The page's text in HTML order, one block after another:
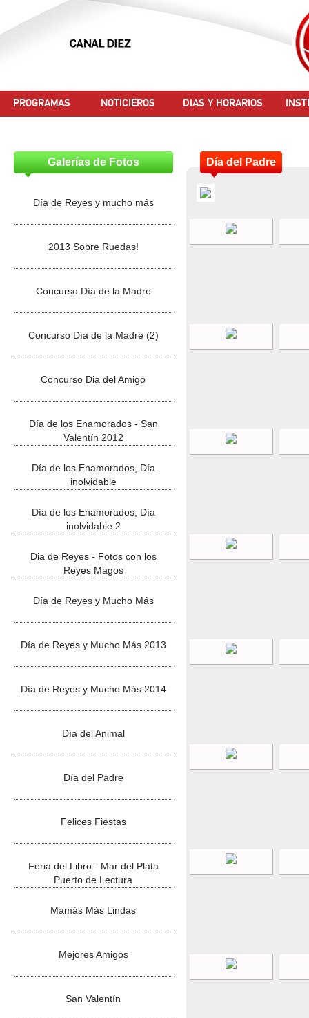
PROGRAMAS NOTICIEROS DIAS Y HORARIOS
Galerías de Fotos
Día de Reyes y mucho más
2013 Sobre Ruedas!
Concurso Día de la Madre
Concurso Día de la Madre (2)
Concurso Dia del Amigo
Día de los Enamorados - San
Valentín 2012
Día de los Enamorados, Día
inolvidable
Día de los Enamorados, Día
inolvidable 2
Dia de Reyes - Fotos con los
Reyes Magos
Día de Reyes y Mucho Más
Día de Reyes y Mucho Más 2013
Día de Reyes y Mucho Más 2014
Día del Animal
Día del Padre
Felices Fiestas
Feria del Libro - Mar del Plata
Puerto de Lectura
Mamás Más Lindas
Mejores Amigos
San Valentín
Día del Padre